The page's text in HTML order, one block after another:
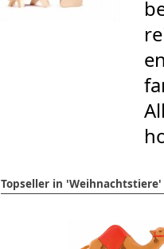
Topseller in 'Weihnachtstiere'